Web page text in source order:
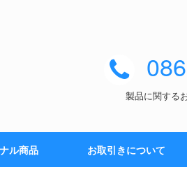
製品に関する
ル商品 お取引きについて